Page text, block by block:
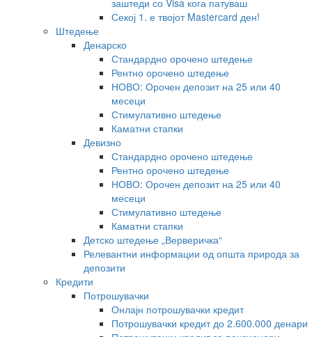
заштеди со Visa кога патуваш
Секој 1. е твојот Mastercard ден!
Штедење
Денарско
Стандардно орочено штедење
Рентно орочено штедење
НОВО: Орочен депозит на 25 или 40
месеци
Стимулативно штедење
Каматни стапки
Девизно
Стандардно орочено штедење
Рентно орочено штедење
НОВО: Орочен депозит на 25 или 40
месеци
Стимулативно штедење
Каматни стапки
Детско штедење „Верверичка“
Релевантни информации од општа природа за
депозити
Кредити
Потрошувачки
Онлајн потрошувачки кредит
Потрошувачки кредит до 2.600.000 денари